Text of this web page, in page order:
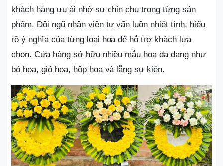
khách hàng ưu ái nhờ sự chỉn chu trong từng sản
phẩm. Đội ngũ nhân viên tư vấn luôn nhiệt tình, hiểu
rõ ý nghĩa của từng loại hoa để hỗ trợ khách lựa
chọn. Cửa hàng sở hữu nhiều mẫu hoa đa dạng như
bó hoa, giỏ hoa, hộp hoa và lẵng sự kiện.